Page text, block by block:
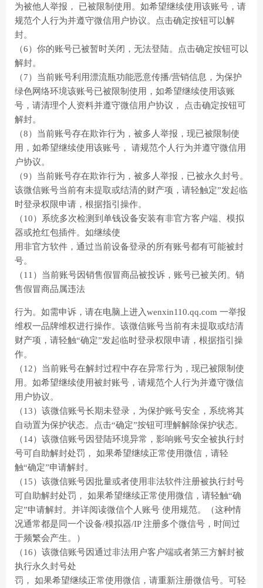
为被他人举报， 已被限制使用。如希望继续使用该账号，请
规范个人行为并遵守微信用户协议。点击确定按钮可以解
封。
（6）你的账号已被暂时关闭，无法登陆。点击确定按钮可以
解封。
（7）当前账号利用漂流瓶功能恶意传播/营销信息，为保护
绿色网络环境该账号已被限制使用，如希望继续使用该账
号，请清理个人资料并遵守微信用户协议， 点击确定按钮可
解封。
（8）当前账号存在欺诈行为，被多人举报，现已被限制使
用，如希望继续使用该账号， 请规范个人行为并遵守微信用
户协议。
（9）当前账号存在欺诈行为，被多人举报，已被永久封号。
该微信账号当前有未提取或结清的财产项，请轻触定”发起临
时登录权限申请，根据指引操作。
（10）系统多次检测到单钱设备安装有非官方客户端、模拟
器或抢红包插件。如继续使
用非官方软件，通过当前设备登录的所有账号都有可能被封
号。
（11）当前账号因销售假冒商品被投诉，账号已被关闭。销
售假冒商品属违法
行为。如需申诉，请在电脑上进入wenxin110.qq.com 一举报
维权一品牌维权进行操作。该微信账号当前有未提取或结清
财产项，请轻触“确定”发起临时登录权限申请，根据指引操
作。
（12）当前账号在解封过程中存在异常行为，现已被限制使
用。如希望继续使用被封账号，请规范个人行为并遵守微信
用户协议。
（13）该微信账号长期未登录，为保护账号安全，系统将其
自动置为保护状态。点击“确定”按钮可理解解除保护状态。
（14）该微信账号因登陆环境异常，影响账号安全被执行封
号可自助解封处罚， 如果希望继续正常使用微信，请轻
触“确定”申请解封。
（15）该微信账号因批量或者使用非法软件注册被执行封号
可自助解封处罚， 如果希望继续正常使用微信，请轻触“确
定”申请解封。并详阅读微信个人账号 使用规范。（这种情
况通常都是同一个设备/模拟器/IP 注册多个微信号，时间过
于频繁会产生。）
（16）该微信账号因通过非法用户客户端或者第三方解封被
执行永久封号处
罚， 如果希望继续正常使用微信，请重新注册微信号。可轻